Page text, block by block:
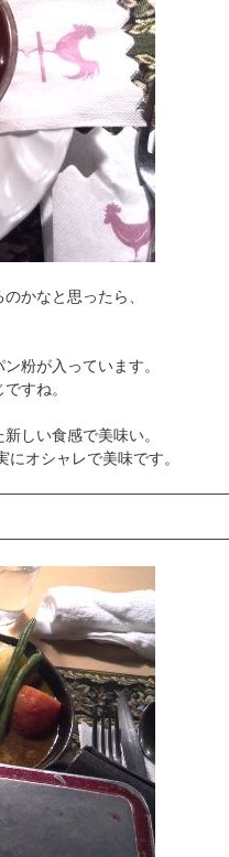
かなと思ったら、
粉が入っています。
すね。
しい食感で美味い。
オシャレで美味です。